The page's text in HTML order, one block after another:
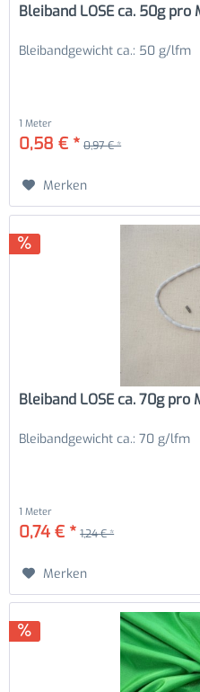
Bleiband LOSE ca. 50g pro
Bleibandgewicht ca.: 50 g/lfm
1 Meter
0,58 € * 0,97 € *
Merken
Bleiband LOSE ca. 70g pro
Bleibandgewicht ca.: 70 g/lfm
1 Meter
0,74 € * 1,24 € *
Merken